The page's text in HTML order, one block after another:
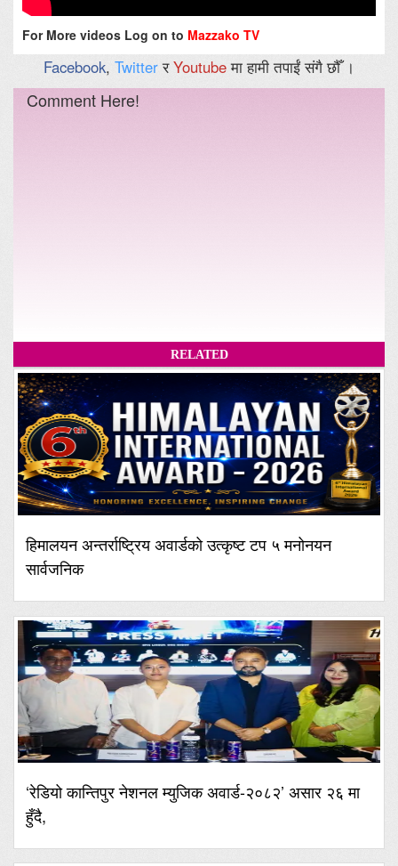
For More videos Log on to Mazzako TV
Facebook, TwitterरYoutubeमा हामी तपाईं संगै छौँ ।
Comment Here!
RELATED
हिमालयन अन्तर्राष्ट्रिय अवार्डको उत्कृष्ट टप ५ मनोनयन
सार्वजनिक
‘रेडियो कान्तिपुर नेशनल म्युजिक अवार्ड-२०८२’ असार २६ मा
हुँदै,